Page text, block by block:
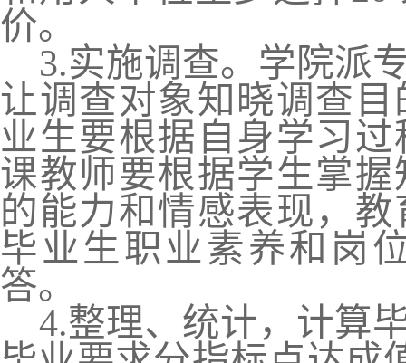
价。
3.实施调查。学院派
让调查对象知晓调查
业生要根据自身学习
课教师要根据学生掌
的能力和情感表现 ， 教
毕业生职业素养和岗
答。
4.整理、统计， 计算